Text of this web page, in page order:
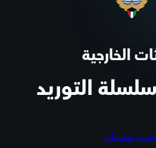
الخارجية
التوريد
معدلك